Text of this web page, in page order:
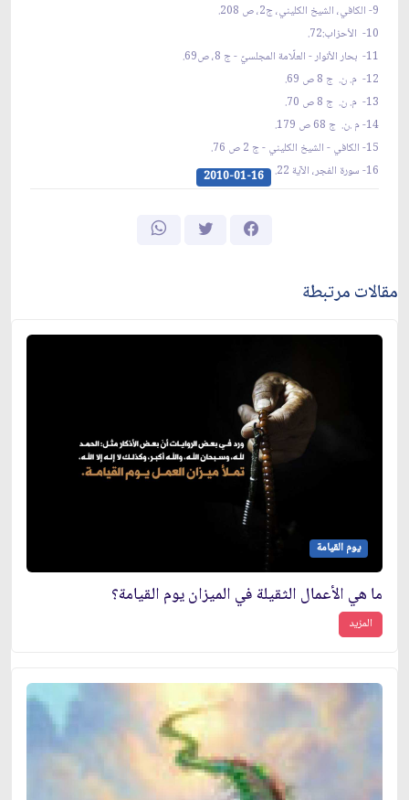
9- الكافي، الشيخ الكليني، ج2، ص 208.
10- الأحزاب:72.
11- بحار الأنوار - العلّامة المجلسيّ - ج 8، ص69.
12- م. ن. ج 8 ص 69.
13- م. ن. ج 8 ص 70.
14- م .ن. ج 68 ص 179.
15- الكافي - الشيخ الكليني - ج 2 ص 76.
16- سورة الفجر، الآية 22.
2010-01-16
مقالات مرتبطة
يوم القيامة
ما هي الأعمال الثقيلة في الميزان يوم القيامة؟
المزيد